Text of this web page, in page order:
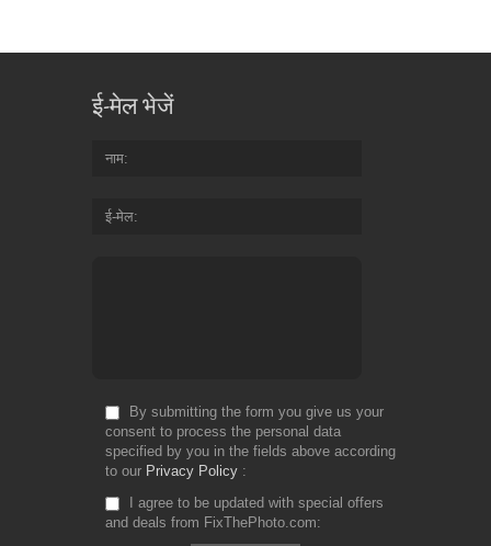
ई-मेल भेजें
नाम
ई-मेल
By submitting the form you give us your
consent to process the personal data
specified by you in the fields above according
to our Privacy Policy
I agree to be updated with special offers
and deals from FixThePhoto.com